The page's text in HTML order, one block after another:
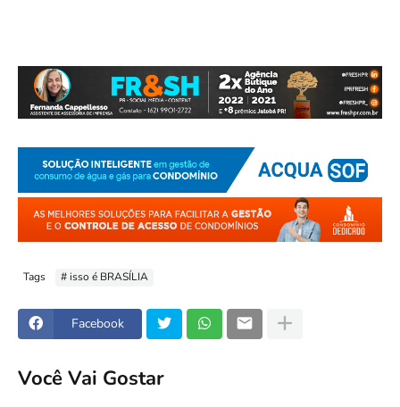
Tags # isso é BRASÍLIA
Facebook
Você Vai Gostar